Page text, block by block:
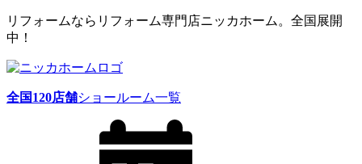
リフォームならリフォーム専門店ニッカホーム。全国展開
中！
全国120店舗ショールーム一覧